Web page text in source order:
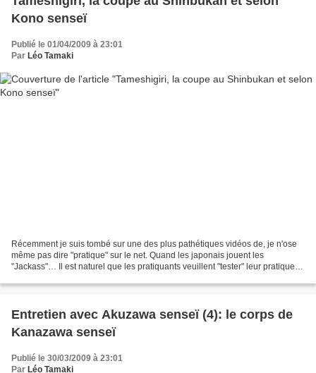
Kono senseï
Publié le 01/04/2009 à 23:01
Par Léo Tamaki
Récemment je suis tombé sur une des plus pathétiques vidéos de, je n'ose
même pas dire "pratique" sur le net. Quand les japonais jouent les
"Jackass"… Il est naturel que les pratiquants veuillent "tester" leur pratique.
Entretien avec Akuzawa senseï (4): le corps de
Kanazawa senseï
Publié le 30/03/2009 à 23:01
Par Léo Tamaki